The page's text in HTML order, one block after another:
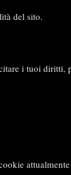
del sito.
i tuoi diritti,